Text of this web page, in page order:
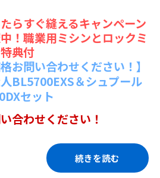
らすぐ縫えるキャンペーン
！職業用ミシンとロックミ
典付
格お問い合わせください！】
BL5700EXS＆シュプール
セット
合わせください！
続きを読む